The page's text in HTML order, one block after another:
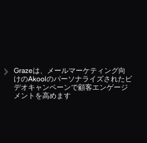
Grazeは、メールマーケティング向
けのAkoolのパーソナライズされたビ
デオキャンペーンで顧客エンゲージ
メントを高めます